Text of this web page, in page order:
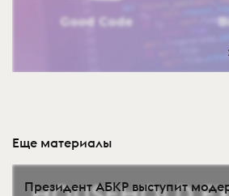
Еще материалы
Президент АБКР выступит